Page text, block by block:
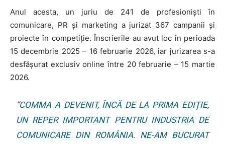
Anul acesta, un juriu de 241 de profesioniști în
comunicare, PR și marketing a jurizat 367 campanii și
proiecte în competiție. Înscrierile au avut loc în perioada
15 decembrie 2025 – 16 februarie 2026, iar jurizarea s-a
desfășurat exclusiv online între 20 februarie – 15 martie
2026.
“COMMA A DEVENIT, ÎNCĂ DE LA PRIMA EDIȚIE,
UN REPER IMPORTANT PENTRU INDUSTRIA DE
COMUNICARE DIN ROMÂNIA. NE-AM BUCURAT